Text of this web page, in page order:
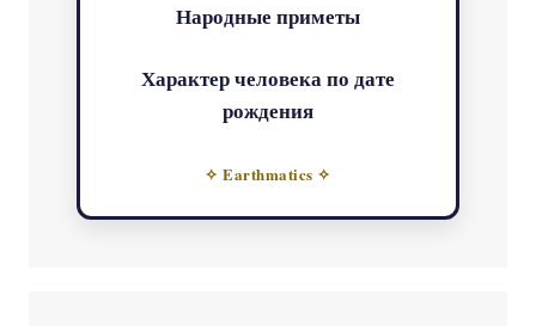
Народные приметы
Характер человека по дате
рождения
✧ Earthmatics ✧